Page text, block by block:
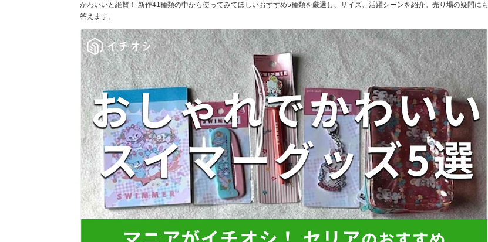
かわいいと絶賛！ 新作41種類の中から使ってみてほしいおすすめ5種類を厳選し、サイズ、活躍シーンを紹介。売り場の疑問にも
答えます。